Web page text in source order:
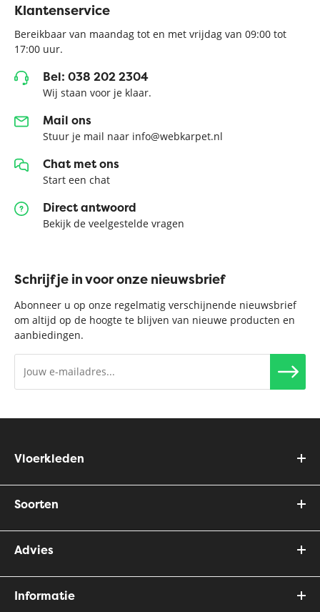
Klantenservice
Bereikbaar van maandag tot en met vrijdag van 09:00 tot
17:00 uur.
Bel: 038 202 2304
Wij staan voor je klaar.
Mail ons
Stuur je mail naar info@webkarpet.nl
Chat met ons
Start een chat
Direct antwoord
Bekijk de veelgestelde vragen
Schrijf je in voor onze nieuwsbrief
Abonneer u op onze regelmatig verschijnende nieuwsbrief
om altijd op de hoogte te blijven van nieuwe producten en
aanbiedingen.
Vloerkleden
Soorten
Advies
Informatie